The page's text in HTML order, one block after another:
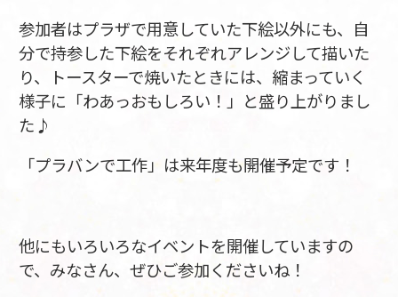
参加者はプラザで用意していた下絵以外にも、自
分で持参した下絵をそれぞれアレンジして描いた
り、トースターで焼いたときには、縮まっていく
様子に「わあっおもしろい！」と盛り上がりまし
た♪
「プラバンで工作」は来年度も開催予定です！
他にもいろいろなイベントを開催していますの
で、みなさん、ぜひご参加くださいね！